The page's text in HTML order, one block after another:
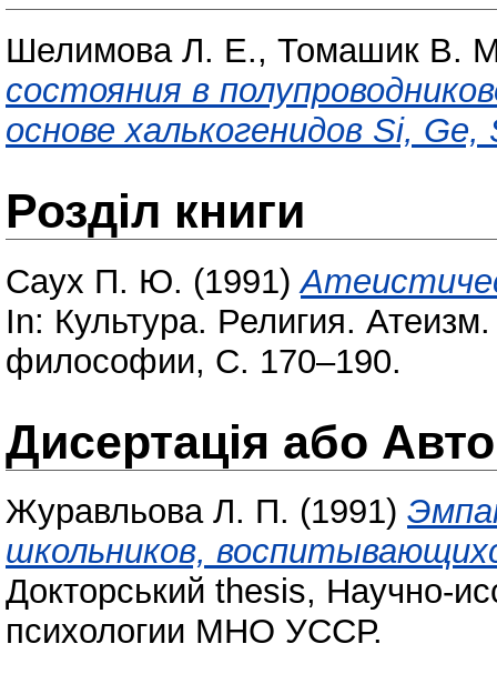
Шелимова Л. Е., Томашик В.
состояния в
основе халькогенидов Si, Ge,
Розділ книги
Саух П. Ю. (1991)
In: Культура. Религия.
философии, С. 170–190.
Дисертація або
Журавльова Л. П. (1991)
школьников,
Докторський thesis, Научно-
психологии МНО УССР.